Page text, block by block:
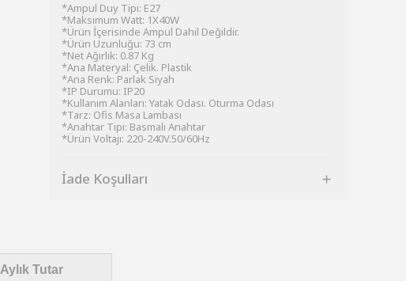
*Ampul Duy Tipi: E27
*Maksimum Watt: 1X40W
*Ürün İçerisinde Ampul Dahil Değildir.
*Ürün Uzunluğu: 73 cm
*Net Ağırlık: 0.87 Kg
*Ana Materyal: Çelik. Plastik
*Ana Renk: Parlak Siyah
*IP Durumu: IP20
*Kullanım Alanları: Yatak Odası. Oturma Odası
*Tarz: Ofis Masa Lambası
*Anahtar Tipi: Basmalı Anahtar
*Ürün Voltajı: 220-240V.50/60Hz
İade Koşulları
Aylık Tutar